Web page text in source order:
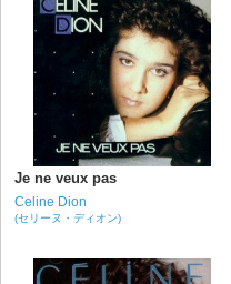
Je ne veux pas
Celine Dion
(セリーヌ・ディオン)